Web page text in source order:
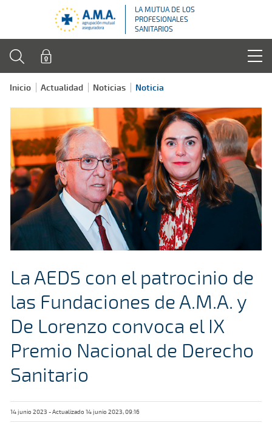
LA MUTUA DE LOS
PROFESIONALES
SANITARIOS
Inicio Actualidad Noticias Noticia
La AEDS con el patrocinio de
las Fundaciones de A.M.A. y
De Lorenzo convoca el IX
Premio Nacional de Derecho
Sanitario
14 junio 2023 - Actualizado 14 junio 2023, 09:16